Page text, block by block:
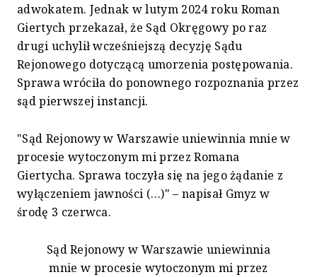
adwokatem. Jednak w lutym 2024 roku Roman
Giertych przekazał, że Sąd Okręgowy po raz
drugi uchylił wcześniejszą decyzję Sądu
Rejonowego dotyczącą umorzenia postępowania.
Sprawa wróciła do ponownego rozpoznania przez
sąd pierwszej instancji.
"Sąd Rejonowy w Warszawie uniewinnia mnie w
procesie wytoczonym mi przez Romana
Giertycha. Sprawa toczyła się na jego żądanie z
wyłączeniem jawności (…)" – napisał Gmyz w
środę 3 czerwca.
Sąd Rejonowy w Warszawie uniewinnia
mnie w procesie wytoczonym mi przez